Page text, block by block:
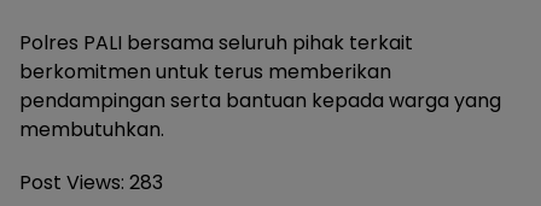
Polres PALI bersama seluruh pihak terkait
berkomitmen untuk terus memberikan
pendampingan serta bantuan kepada warga yang
membutuhkan.
Post Views: 283